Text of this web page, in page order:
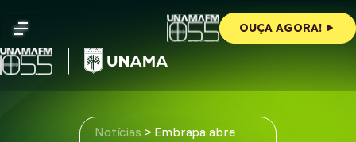
content
OUÇA AGORA!
Notícias > Embrapa abre